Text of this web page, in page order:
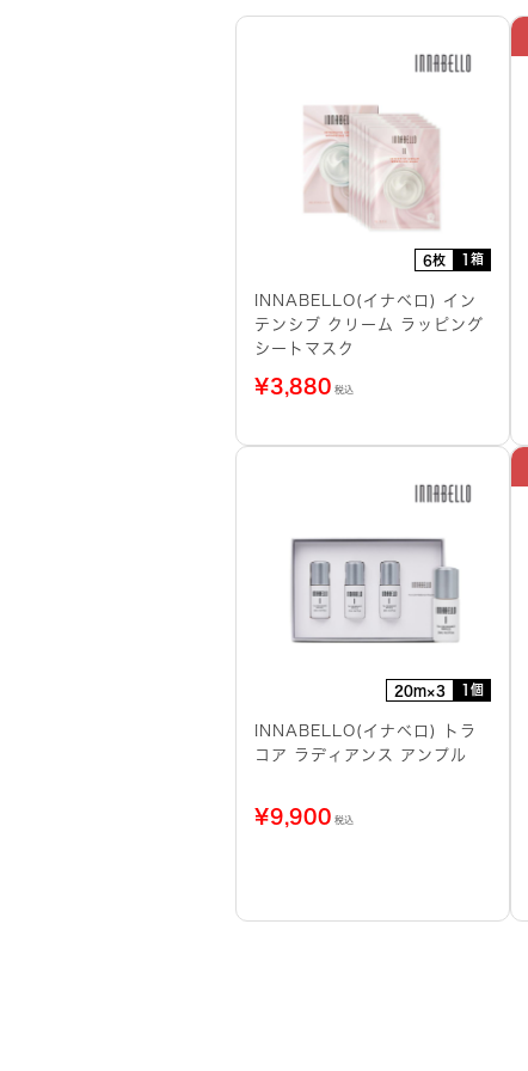
6枚 1箱
INNABELLO(イナベロ) イン
テンシブ クリーム ラッピング
シートマスク
¥3,880 税込
20m×3 1個
INNABELLO(イナベロ) トラ
コア ラディアンス アンプル
¥9,900 税込